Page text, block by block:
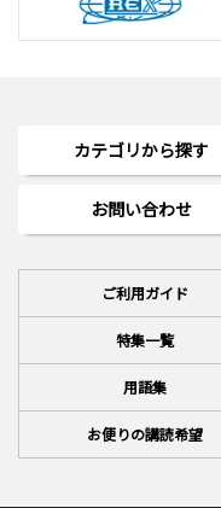
カテゴリから探す
お問い合わせ
ご利用ガイド
特集一覧
用語集
お便りの講読希望